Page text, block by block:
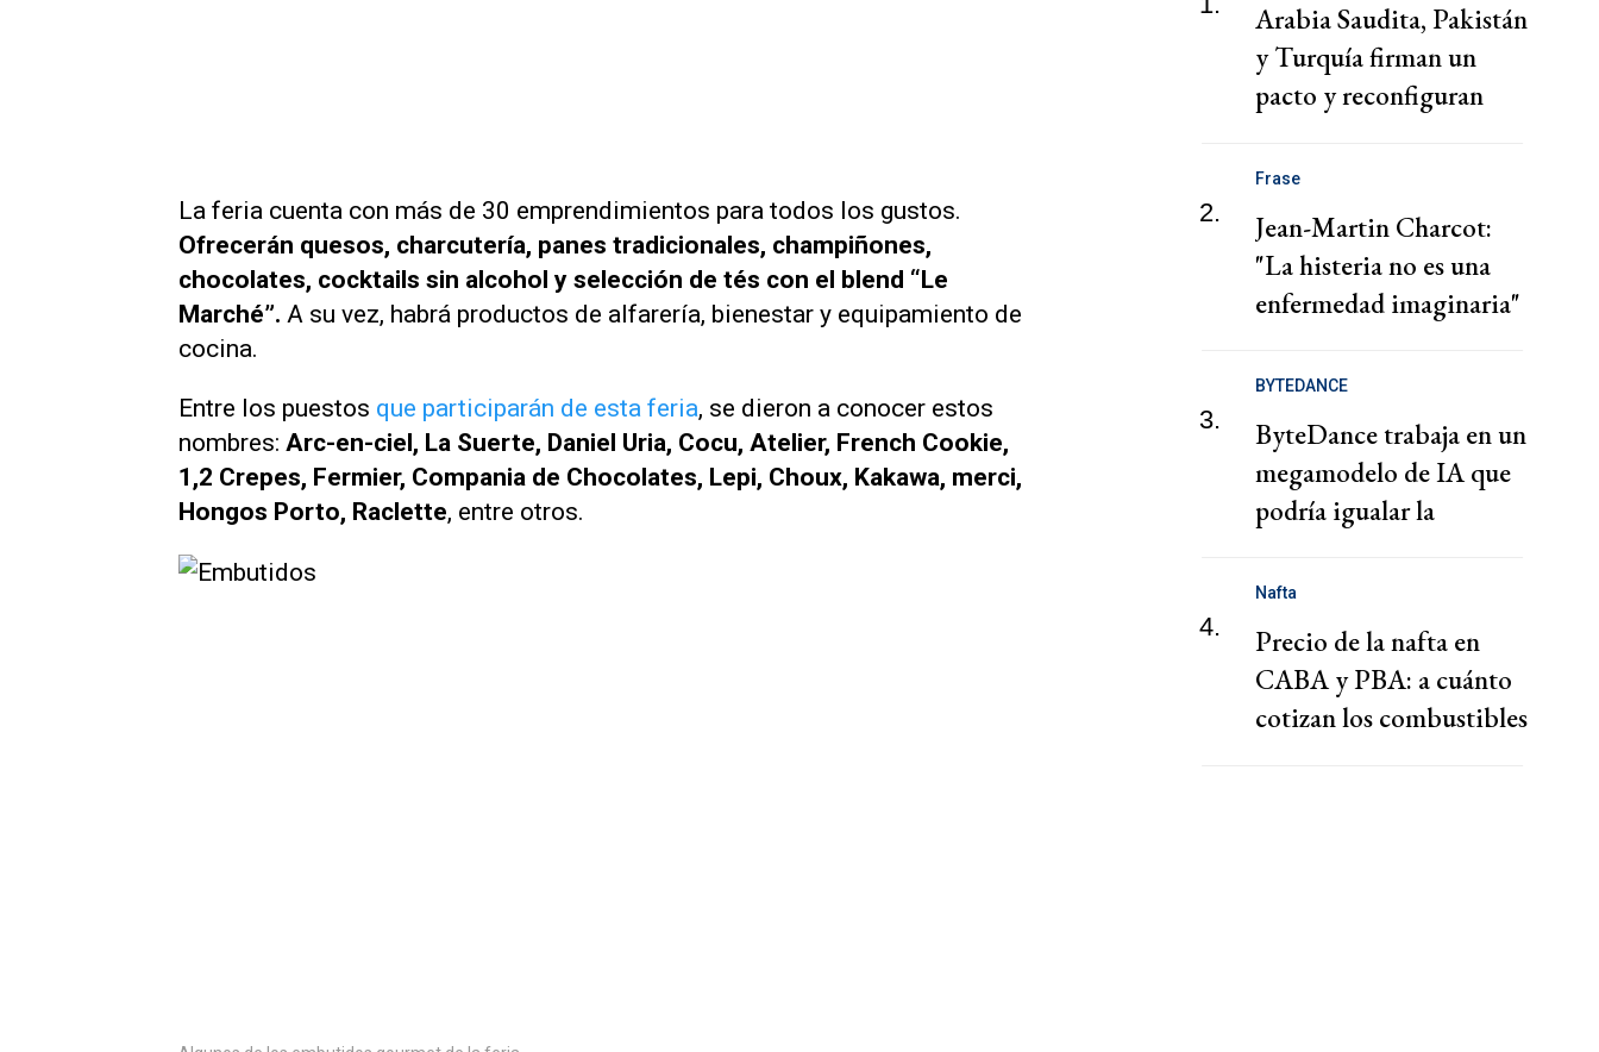
La feria cuenta con más de 30 emprendimientos para todos los gustos.
Ofrecerán quesos, charcutería, panes tradicionales, champiñones,
chocolates, cocktails sin alcohol y selección de tés con el blend “Le
Marché”. A su vez, habrá productos de alfarería, bienestar y equipamiento de
cocina.
Entre los puestos que participarán de esta feria, se dieron a conocer estos
nombres: Arc-en-ciel, La Suerte, Daniel Uria, Cocu, Atelier, French Cookie,
1,2 Crepes, Fermier, Compania de Chocolates, Lepi, Choux, Kakawa, merci,
Hongos Porto, Raclette, entre otros.
Arabia Saudita, Pakistán
y Turquía firman un
pacto y reconfiguran
Oriente
2.
Frase
Jean-Martin Charcot:
"La histeria no es una
enfermedad imaginaria"
3.
BYTEDANCE
ByteDance trabaja en un
megamodelo de IA que
podría igualar la
según el FT
4.
Nafta
Precio de la nafta en
CABA y PBA: a cuánto
cotizan los combustibles